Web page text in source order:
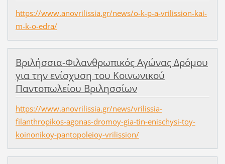
https://www.anovrilissia.gr/news/o-k-p-a-vrilission-kai-
m-k-o-edra/
Βριλήσσια-Φιλανθρωπικός Αγώνας Δρόμου
για την ενίσχυση του Κοινωνικού
Παντοπωλείου Βριλησσίων
https://www.anovrilissia.gr/news/vrilissia-
filanthropikos-agonas-dromoy-gia-tin-enischysi-toy-
koinonikoy-pantopoleioy-vrilission/